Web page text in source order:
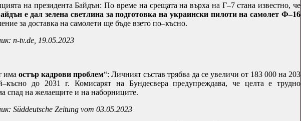
на президента Байдън: По време на срещата на върха на Г–7 стана известно, че
е дал зелена светлина за подготовка на украински пилоти на самолет Ф–16
за доставка на самолети ще бъде взето по–късно.
n-tv.de, 19.05.2023
има остър кадрови проблем“: Личният състав трябва да се увеличи от 183 000 на 203
до 2031 г. Комисарят на Бундесвера предупреждава, че целта е трудно
спад на желаещите и на наборниците.
Süddeutsche Zeitung vom 03.05.2023